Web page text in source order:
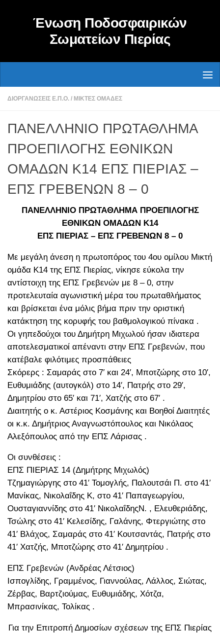
Ένωση Ποδοσφαιρικών
Σωματείων Πιερίας
ΔΙΟΡΓΑΝΏΣΕΙΣ Ε.Π.Ο. / ΜΙΚΤΈΣ ΟΜΆΔΕΣ
ΠΑΝΕΛΛΗΝΙΟ ΠΡΩΤΑΘΛΗΜΑ
ΠΡΟΕΠΙΛΟΓΗΣ ΕΘΝΙΚΩΝ
ΟΜΑΔΩΝ Κ14 ΕΠΣ ΠΙΕΡΙΑΣ –
ΕΠΣ ΓΡΕΒΕΝΩΝ 8 – 0
ΠΑΝΕΛΛΗΝΙΟ ΠΡΩΤΑΘΛΗΜΑ ΠΡΟΕΠΙΛΟΓΗΣ
ΕΘΝΙΚΩΝ ΟΜΑΔΩΝ Κ14
ΕΠΣ ΠΙΕΡΙΑΣ – ΕΠΣ ΓΡΕΒΕΝΩΝ 8 – 0
Με μεγάλη άνεση η πρωτοπόρος του 4ου ομίλου Μικτή
ομάδα Κ14 της ΕΠΣ Πιερίας, νίκησε εύκολα την
αντίστοιχη της ΕΠΣ Γρεβενών με 8 – 0, στην
προτελευταία αγωνιστική μέρα του πρωταθλήματος
και βρίσκεται ένα μόλις βήμα πριν την οριστική
κατάκτηση της κορυφής του βαθμολογικού πίνακα .
Οι γηπεδούχοι του Δημήτρη Μιχωλού ήσαν ιδιατερα
αποτελεσματικοί απέναντι στην ΕΠΣ Γρεβενών, που
κατέβαλε φιλότιμες προσπάθειες
Σκόρερς : Σαμαράς στο 7′ και 24′, Μποτζώρης στο 10′,
Ευθυμιάδης (αυτογκόλ) στο 14′, Πατρής στο 29′,
Δημητρίου στο 65′ και 71′, Χατζής στο 67′ .
Διαιτητής ο κ. Αστέριος Κοσμάνης και Βοηθοί Διαιτητές
οι κ.κ. Δημήτριος Αναγνωστόπουλος και Νικόλαος
Αλεξόπουλος από την ΕΠΣ Λάρισας .
Οι συνθέσεις :
ΕΠΣ ΠΙΕΡΙΑΣ 14 (Δημήτρης Μιχωλός)
Τζημαγιώργης στο 41′ Τομογλής, Παλουτσάι Π. στο 41′
Μανίκας, Νικολαΐδης Κ, στο 41′ Παπαγεωργίου,
Ουσταγιαννίδης στο 41′ ΝικολαΐδηςΝ. , Ελευθεριάδης,
Τσώλης στο 41′ Κελεσίδης, Γαλάνης, Φτεργιώτης στο
41′ Βλάχος, Σαμαράς στο 41′ Κουτσαντάς, Πατρής στο
41′ Χατζής, Μποτζώρης στο 41′ Δημητρίου .
ΕΠΣ Γρεβενών (Ανδρέας Λέτσιος)
Ισπογλίδης, Γραμμένος, Γιαννούλας, Λάλλος, Σιώτας,
Ζέρβας, Βαρτζιούμας, Ευθυμιάδης, Χότζα,
Μπρασινίκας, Τολίκας .
Για την Επιτροπή Δημοσίων σχέσεων της ΕΠΣ Πιερίας